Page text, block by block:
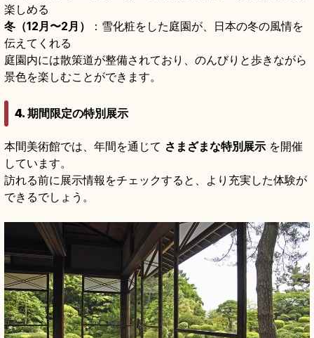
楽しめる
冬（12月〜2月）
：雪化粧をした庭園が、日本の冬の風情を
伝えてくれる
庭園内には散策道が整備されており、のんびりと歩きながら
景色を楽しむことができます。
4. 期間限定の特別展示
本間美術館では、年間を通じて さまざまな特別展示 を開催
しています。
訪れる前に展示情報をチェックすると、より充実した体験が
できるでしょう。